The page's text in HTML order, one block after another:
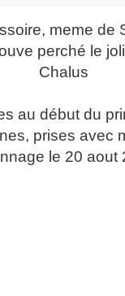
meme de
perché le
Chalus
au début du
prises avec
le 20 aout